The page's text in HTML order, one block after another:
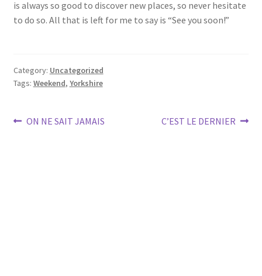
is always so good to discover new places, so never hesitate
to do so. All that is left for me to say is “See you soon!”
Category: Uncategorized
Tags: Weekend, Yorkshire
Post
Previous
ON NE SAIT JAMAIS
Next
C’EST LE DERNIER